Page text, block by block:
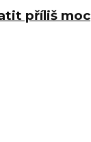
příliš moc